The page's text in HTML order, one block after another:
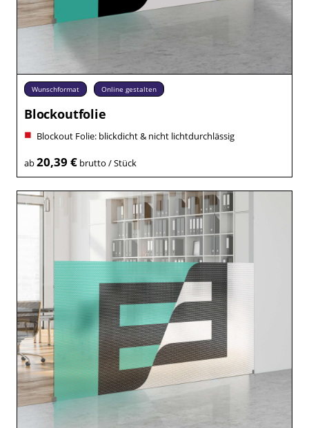
Wunschformat Online gestalten
Blockoutfolie
Blockout Folie: blickdicht & nicht lichtdurchlässig
ab20,39 €brutto / Stück